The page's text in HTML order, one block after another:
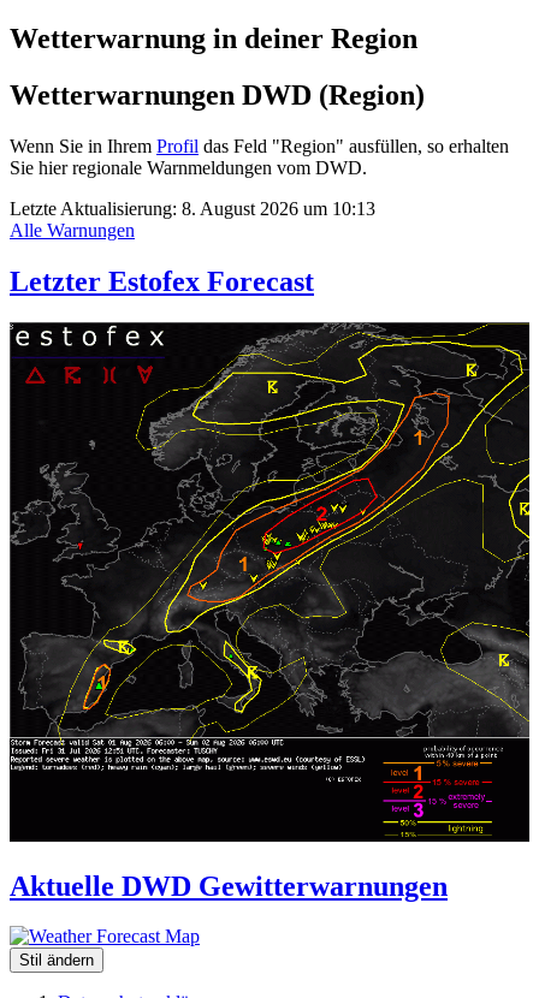
Wetterwarnung in deiner Region
Wetterwarnungen DWD (Region)
Wenn Sie in Ihrem Profil das Feld "Region" ausfüllen, so erhalten
Sie hier regionale Warnmeldungen vom DWD.
Letzte Aktualisierung: 8. August 2026 um 10:13
Alle Warnungen
Letzter Estofex Forecast
Aktuelle DWD Gewitterwarnungen
Stil ändern